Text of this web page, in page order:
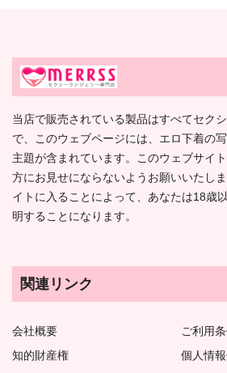
当店で販売されている製品はすべてセク
で、このウェブページには、エロ下着の
主題が含まれています。このウェブサイ
方にお見せにならないようお願いいたし
イトに入ることによって、あなたは18歳
明することになります。
関連リンク
会社概要
ご利用
知的財産権
個人情